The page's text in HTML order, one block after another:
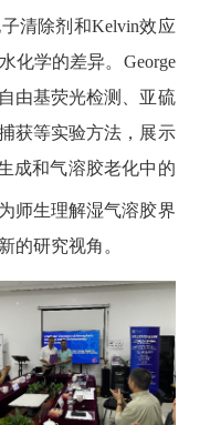
清除剂和Kelvin效应
化学的差异。 George
由基荧光检测、亚硫
获等实验方法，展示
成和气溶胶老化中的
师生理解湿气溶胶界
的研究视角。